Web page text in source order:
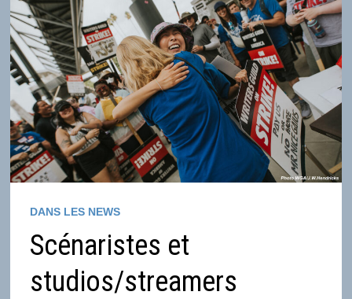
DANS LES NEWS
Scénaristes et
studios/streamers